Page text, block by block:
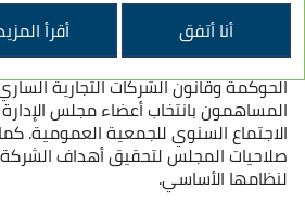
يتولى مجلس الإدارة مسؤولية إدارة
الأساسي للشركة طريقة وأسلوب تشكيل
أعضائه، فضلاً عن مدة توليهم لمناصبهم
الحوكمة وقانون الشركات التجارية
المساهمون بانتخاب أعضاء مجلس
الاجتماع السنوي للجمعية العمومية.
صلاحيات المجلس لتحقيق أهداف
لنظامها الأساسي.
أنا أتفق
أقرأ